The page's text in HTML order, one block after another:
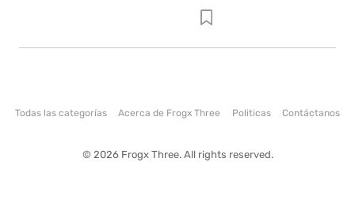
Todas las categorías Acerca de Frogx Three Politicas Contáctanos
© 2026 Frogx Three. All rights reserved.